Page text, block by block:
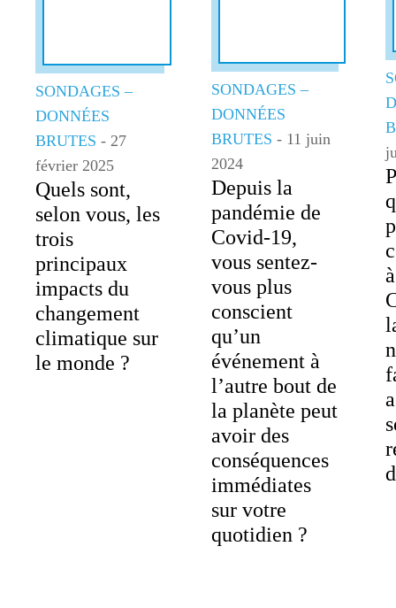
SONDAGES –
DONNÉES
BRUTES - 27
février 2025
Quels sont,
selon vous, les
trois
principaux
impacts du
changement
climatique sur
le monde ?
SONDAGES –
DONNÉES
BRUTES - 11 juin
2024
Depuis la
pandémie de
Covid-19,
vous sentez-
vous plus
conscient
qu’un
événement à
l’autre bout de
la planète peut
avoir des
conséquences
immédiates
sur votre
quotidien ?